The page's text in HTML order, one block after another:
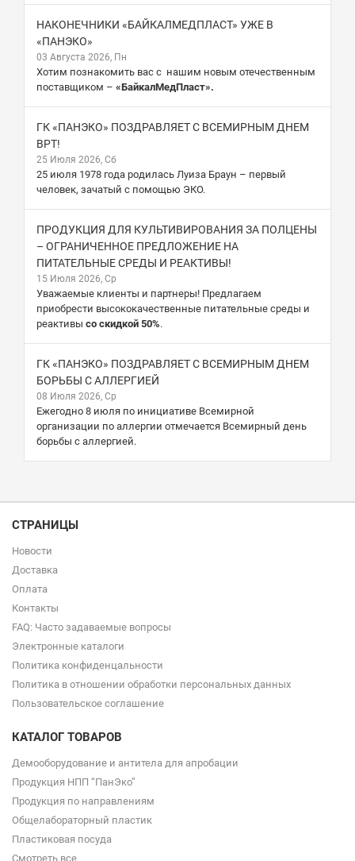
НАКОНЕЧНИКИ «БАЙКАЛМЕДПЛАСТ» УЖЕ В
«ПАНЭКО»
03 Августа 2026, Пн
Хотим познакомить вас с нашим новым отечественным
поставщиком – «БайкалМедПласт».
ГК «ПАНЭКО» ПОЗДРАВЛЯЕТ С ВСЕМИРНЫМ ДНЕМ
ВРТ!
25 Июля 2026, Сб
25 июля 1978 года родилась Луиза Браун – первый
человек, зачатый с помощью ЭКО.
ПРОДУКЦИЯ ДЛЯ КУЛЬТИВИРОВАНИЯ ЗА ПОЛЦЕНЫ
– ОГРАНИЧЕННОЕ ПРЕДЛОЖЕНИЕ НА
ПИТАТЕЛЬНЫЕ СРЕДЫ И РЕАКТИВЫ!
15 Июля 2026, Ср
Уважаемые клиенты и партнеры! Предлагаем
приобрести высококачественные питательные среды и
реактивы со скидкой 50%.
ГК «ПАНЭКО» ПОЗДРАВЛЯЕТ С ВСЕМИРНЫМ ДНЕМ
БОРЬБЫ С АЛЛЕРГИЕЙ
08 Июля 2026, Ср
Ежегодно 8 июля по инициативе Всемирной
организации по аллергии отмечается Всемирный день
борьбы с аллергией.
СТРАНИЦЫ
Новости
Доставка
Оплата
Контакты
FAQ: Часто задаваемые вопросы
Электронные каталоги
Политика конфиденцальности
Политика в отношении обработки персональных данных
Пользовательское соглашение
КАТАЛОГ ТОВАРОВ
Демооборудование и антитела для апробации
Продукция НПП “ПанЭко”
Продукция по направлениям
Общелабораторный пластик
Пластиковая посуда
Смотреть все